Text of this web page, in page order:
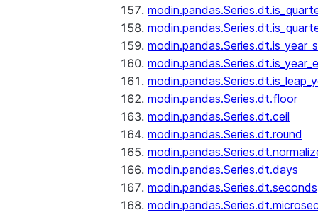
modin.pandas.Series.dt.floor
modin.pandas.Series.dt.ceil
modin.pandas.Series.dt.round
modin.pandas.Series.dt.days
modin.pandas.Series.dt.seconds